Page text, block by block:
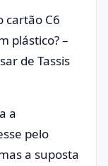
cartão C6
plástico? –
de Tassis
a
pelo
a suposta